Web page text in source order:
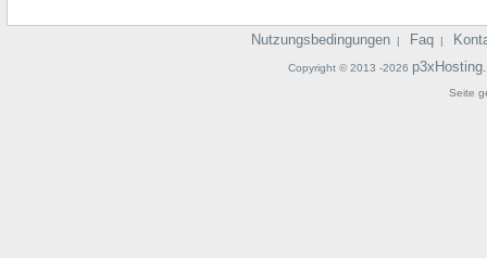
Nutzungsbedingungen | Faq |
Copyright © 2013 -2026
Seite